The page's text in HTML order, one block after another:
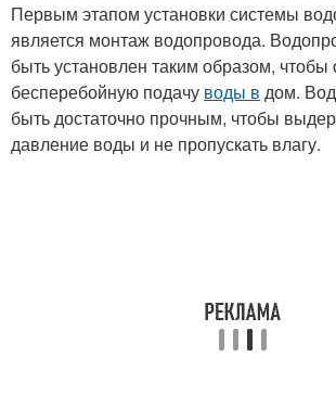
Первым этапом установки системы
является монтаж водопровода.
быть установлен таким образом, чтобы
бесперебойную подачу воды в дом.
быть достаточно прочным, чтобы
давление воды и не пропускать влагу.